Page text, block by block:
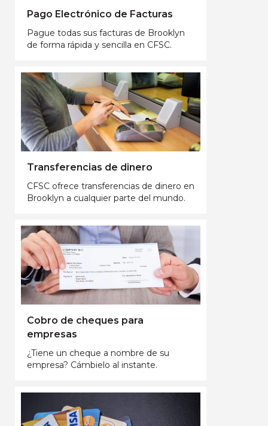
Pago Electrónico de Facturas
Pague todas sus facturas de Brooklyn
de forma rápida y sencilla en CFSC.
Transferencias de dinero
CFSC ofrece transferencias de dinero en
Brooklyn a cualquier parte del mundo.
Cobro de cheques para
empresas
¿Tiene un cheque a nombre de su
empresa? Cámbielo al instante.